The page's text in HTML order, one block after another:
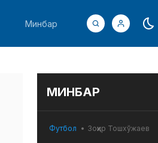
Минбар
МИНБАР
Футбол Зоҳир Тошхўжаев